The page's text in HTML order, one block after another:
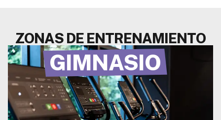
GIMNASIO
ZONAS DE ENTRENAMIENTO